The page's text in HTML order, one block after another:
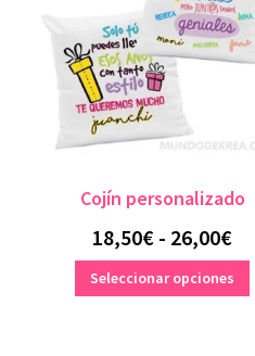
Cojín personalizado
18,50€ - 26,00€
de
Seleccionar opciones